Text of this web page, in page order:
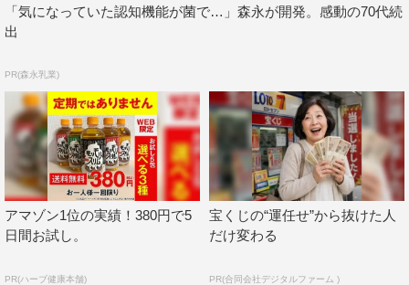
「気になっていた認知機能が菌で…」森永が開発。感動の70代続
出
PR(森永乳業)
アマゾン1位の実績！380円で5
日間お試し。
PR(ハーブ健康本舗)
宝くじの“運任せ”から抜けた人
だけ変わる
PR(合同会社デジタルファーム )